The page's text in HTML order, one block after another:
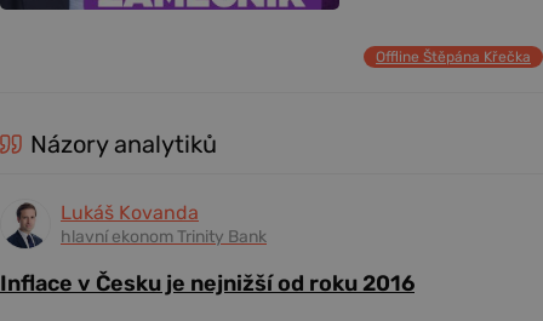
Offline Štěpána Křečka
Názory analytiků
Lukáš Kovanda
hlavní ekonom Trinity Bank
Inflace v Česku je nejnižší od roku 2016